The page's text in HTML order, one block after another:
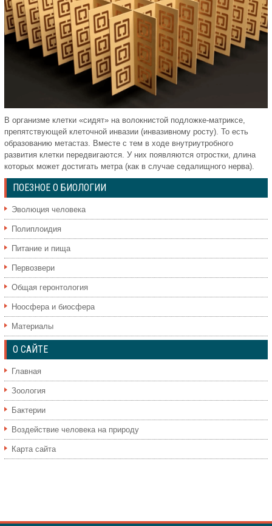
В организме клетки «сидят» на волокнистой подложке-матриксе,
препятствующей клеточной инвазии (инвазивному росту). То есть
образованию метастаз. Вместе с тем в ходе внутриутробного
развития клетки передвигаются. У них появляются отростки, длина
которых может достигать метра (как в случае седалищного нерва).
ПОЕЗНОЕ О БИОЛОГИИ
Эволюция человека
Полиплоидия
Питание и пища
Первозвери
Общая геронтология
Ноосфера и биосфера
Материалы
О САЙТЕ
Главная
Зоология
Бактерии
Воздействие человека на природу
Карта сайта